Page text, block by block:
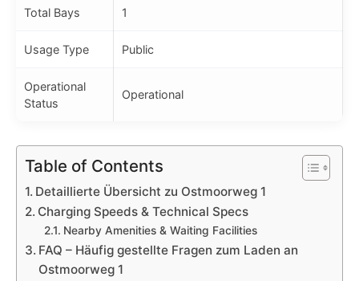
Total Bays 1
Usage Type Public
Operational
Status
Operational
Table of Contents
Detaillierte Übersicht zu Ostmoorweg 1
Charging Speeds & Technical Specs
Nearby Amenities & Waiting Facilities
FAQ – Häufig gestellte Fragen zum Laden an
Ostmoorweg 1